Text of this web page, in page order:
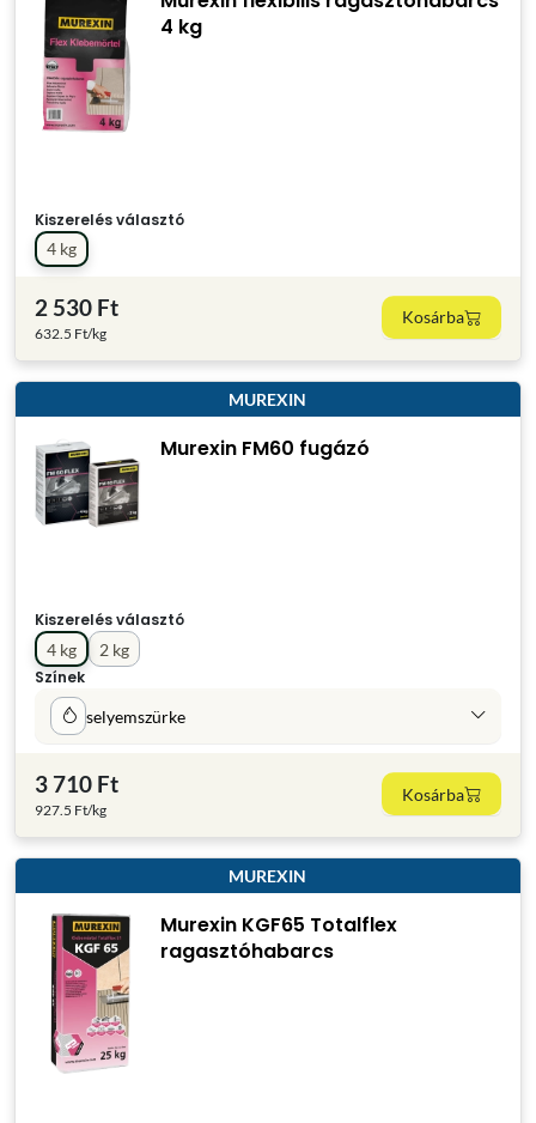
4 kg
Kiszerelés választó
4 kg
2 530 Ft
632.5 Ft/kg
Kosárba
MUREXIN
Murexin FM60 fugázó
Kiszerelés választó
2 kg
4 kg
Színek
selyemszürke
3 710 Ft
927.5 Ft/kg
Kosárba
MUREXIN
Murexin KGF65 Totalflex
ragasztóhabarcs